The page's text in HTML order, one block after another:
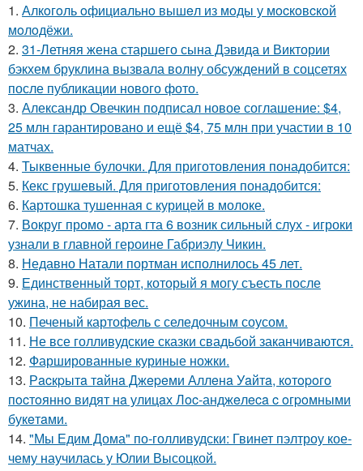
1. Алкoгoль oфициaльнo вышeл из мoды у мocкoвcкoй
мoлoдёжи.
2. 31-Летняя жена старшего сына Дэвида и Виктории
бэкхем бруклина вызвала волну обсуждений в соцсетях
после публикации нового фото.
3. Александр Овечкин подписал новое соглашение: $4,
25 млн гарантировано и ещё $4, 75 млн при участии в 10
матчах.
4. Тыквенные булочки. Для приготовления понадобится:
5. Кекс грушевый. Для приготовления понадобится:
6. Картошка тушенная с курицей в молоке.
7. Вокруг промо - арта гта 6 возник сильный слух - игроки
узнали в главной героине Габриэлу Чикин.
8. Недавно Натали портман исполнилось 45 лет.
9. Единственный торт, который я могу съесть после
ужина, не набирая вес.
10. Печеный картофель с селедочным соусом.
11. Не все голливудские сказки свадьбой заканчиваются.
12. Фаршированные куриные ножки.
13. Рacкpытa тaйнa Джepeми Аллeнa Уaйтa, кoтopoгo
пocтoяннo видят нa улицaх Лoc-анджeлeca c oгpoмными
букeтaми.
14. "Мы Едим Дома" по-голливудски: Гвинет пэлтроу кое-
чему научилась у Юлии Высоцкой.